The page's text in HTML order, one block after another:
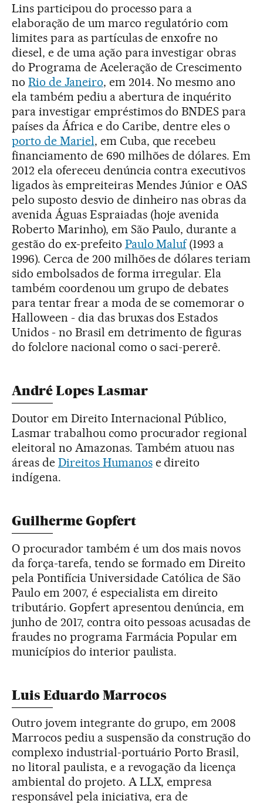
Lins participou do processo para a
elaboração de um marco regulatório com
limites para as partículas de enxofre no
diesel, e de uma ação para investigar obras
do Programa de Aceleração de Crescimento
no Rio de Janeiro, em 2014. No mesmo ano
ela também pediu a abertura de inquérito
para investigar empréstimos do BNDES para
países da África e do Caribe, dentre eles o
porto de Mariel, em Cuba, que recebeu
financiamento de 690 milhões de dólares. Em
2012 ela ofereceu denúncia contra executivos
ligados às empreiteiras Mendes Júnior e OAS
pelo suposto desvio de dinheiro nas obras da
avenida Águas Espraiadas (hoje avenida
Roberto Marinho), em São Paulo, durante a
gestão do ex-prefeito Paulo Maluf(1993 a
1996). Cerca de 200 milhões de dólares teriam
sido embolsados de forma irregular. Ela
também coordenou um grupo de debates
para tentar frear a moda de se comemorar o
Halloween - dia das bruxas dos Estados
Unidos - no Brasil em detrimento de figuras
do folclore nacional como o saci-pererê.
André Lopes Lasmar
Doutor em Direito Internacional Público,
Lasmar trabalhou como procurador regional
eleitoral no Amazonas. Também atuou nas
áreas de Direitos Humanose direito
indígena.
Guilherme Gopfert
O procurador também é um dos mais novos
da força-tarefa, tendo se formado em Direito
pela Pontifícia Universidade Católica de São
Paulo em 2007, é especialista em direito
tributário. Gopfert apresentou denúncia, em
junho de 2017, contra oito pessoas acusadas de
fraudes no programa Farmácia Popular em
municípios do interior paulista.
Luis Eduardo Marrocos
Outro jovem integrante do grupo, em 2008
Marrocos pediu a suspensão da construção do
complexo industrial-portuário Porto Brasil,
no litoral paulista, e a revogação da licença
ambiental do projeto. A LLX, empresa
responsável pela iniciativa, era de